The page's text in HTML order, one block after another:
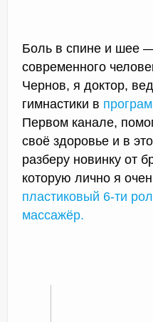
Боль в спине и шее
современного
Чернов, я доктор,
гимнастики в
Первом канале,
своё здоровье и в
разберу новинку от
которую лично я
пластиковый 6-ти
массажёр.